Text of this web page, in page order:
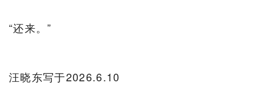
“还来。”
汪晓东写于2026.6.10